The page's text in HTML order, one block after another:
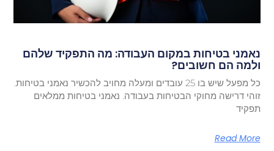
נאמני בטיחות במקום העבודה: מה התפקיד שלהם
ולמה הם חשובים?
כל מפעל שיש בו 25 עובדים ומעלה מחויב להכשיר נאמני בטיחות.
זוהי דרישה מחוקי הבטיחות בעבודה. נאמני בטיחות ממלאים
תפקיד
Read More